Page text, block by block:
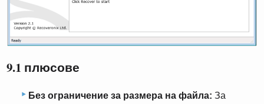
9.1 плюсове
Без ограничение за размера на файла: За